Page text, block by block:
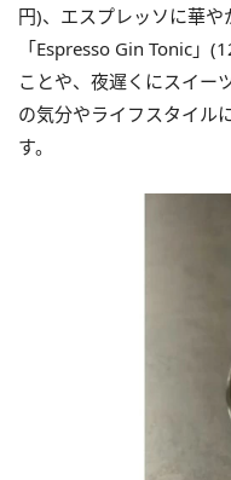
円)、エスプレッソに華
「Espresso Gin Tonic」
ことや、夜遅くにスイー
の気分やライフスタイル
す。